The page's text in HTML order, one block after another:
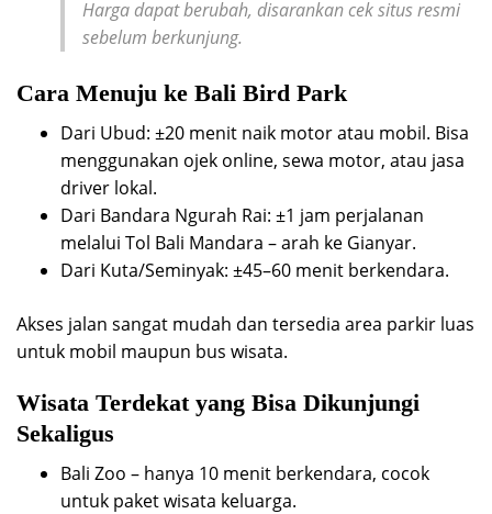
Harga dapat berubah, disarankan cek situs resmi
sebelum berkunjung.
Cara Menuju ke Bali Bird Park
Dari Ubud: ±20 menit naik motor atau mobil. Bisa
menggunakan ojek online, sewa motor, atau jasa
driver lokal.
Dari Bandara Ngurah Rai: ±1 jam perjalanan
melalui Tol Bali Mandara – arah ke Gianyar.
Dari Kuta/Seminyak: ±45–60 menit berkendara.
Akses jalan sangat mudah dan tersedia area parkir luas
untuk mobil maupun bus wisata.
Wisata Terdekat yang Bisa Dikunjungi
Sekaligus
Bali Zoo – hanya 10 menit berkendara, cocok
untuk paket wisata keluarga.